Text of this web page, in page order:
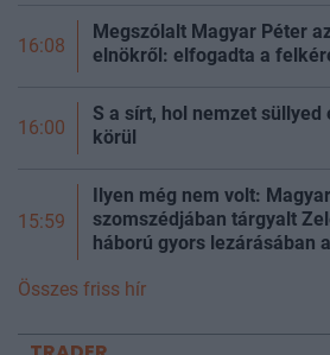
16:08
Megszólalt Magyar Péter
elnökről: elfogadta a
16:00
S a sírt, hol nemzet
körül
15:59
Ilyen még nem volt:
szomszédjában tárgyalt
háború gyors lezárásában
Összes friss hír